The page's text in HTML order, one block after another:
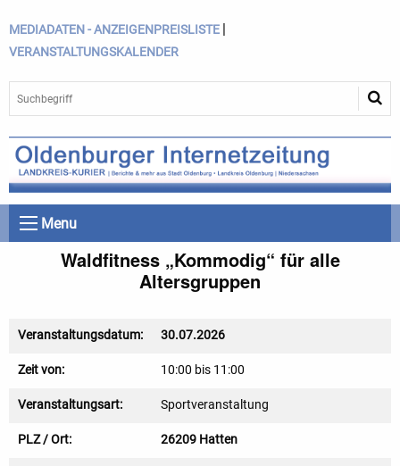
MEDIADATEN - ANZEIGENPREISLISTE |
VERANSTALTUNGSKALENDER
Menu
Waldfitness „Kommodig“ für alle
Altersgruppen
Veranstaltungsdatum: 30.07.2026
Zeit von: 10:00 bis 11:00
Veranstaltungsart: Sportveranstaltung
PLZ / Ort: 26209 Hatten